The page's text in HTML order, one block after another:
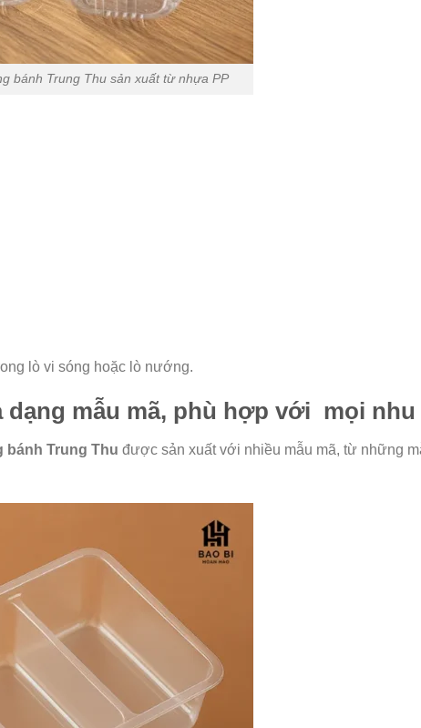
bánh Trung Thu sản xuất từ nhựa PP
lò vi sóng hoặc lò nướng.
mẫu mã, phù hợp với mọi nhu
bánh Trung Thu được sản xuất với nhiều mẫu mã, từ những